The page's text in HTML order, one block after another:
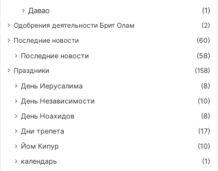
Давао (1)
Одобрения деятельности Брит Олам
(2)
Последние новости
(60)
Последние новости (58)
Праздники (158)
День Иерусалима
(8)
День Независимости
(10)
День Ноахидов
(8)
Дни трепета
(17)
Йом Кипур
(10)
календарь
(1)